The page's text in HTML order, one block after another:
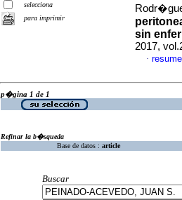
selecciona
para imprimir
sin
2017,
·
p�gina 1 de 1
Refinar la b�squeda
Base de datos : article
Buscar